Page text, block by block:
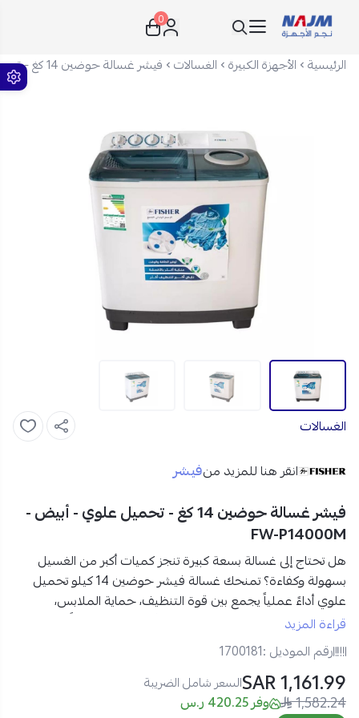
نجم الأجهزة
0
الرئيسية الأجهزة الكبيرة الغسالات فيشر غسالة حوضين 14 كغ - تحميل علوي - أبيض - FW-P14000M
الغسالات
انقر هنا للمزيد منفيشر
فيشر غسالة حوضين 14 كغ - تحميل علوي - أبيض -
FW-P14000M
هل تحتاج إلى غسالة بسعة كبيرة تنجز كميات أكبر من الغسيل
بسهولة وكفاءة؟ تمنحك
غسالة فيشر حوضين 14 كيلو تحميل
علويأداءً عملياً يجمع بين قوة التنظيف، حماية الملابس،
وسهولة التحكم لتجربة غسيل يومية أكثر راحة وتنظيماً.
مواصفات غسالة فيشر حوضين 14 كيلو في السعودية:
العلامة التجارية:فيشر
رقم الموديل:FW-P14000M
قراءة المزيد
رقم الموديل :1700181
1,161.99 SAR السعر شامل الضريبة
1,582.24 وفر 420.25 ر.س